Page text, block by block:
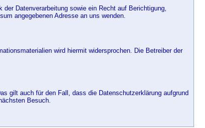
Datenverarbeitung sowie ein Recht auf Berichtigung,
angegebenen Adresse an uns wenden.
wird hiermit widersprochen. Die Betreiber der
gilt auch für den Fall, dass die Datenschutzerklärung aufgrund
Besuch.